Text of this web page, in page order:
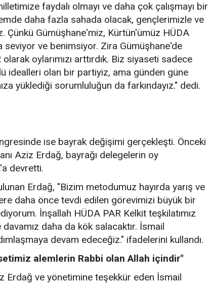
faydalı olmayı ve daha çok çalışmayı bir
daha fazla sahada olacak, gençlerimizle ve
Çünkü Gümüşhane'miz, Kürtün'ümüz HÜDA
seviyor ve benimsiyor. Zira Gümüşhane'de
oylarımızı arttırdık. Biz siyaseti sadece
idealleri olan bir partiyiz, ama günden güne
yüklediği sorumluluğun da farkındayız." dedi.
ise bayrak değişimi gerçekleşti. Önceki
Aziz Erdağ, bayrağı delegelerin oy
devretti.
Erdağ, "Bizim metodumuz hayırda yarış ve
daha önce tevdi edilen görevimizi büyük bir
İnşallah HÜDA PAR Kelkit teşkilatımız
daha da kök salacaktır. İsmail
devam edeceğiz." ifadelerini kullandı.
alemlerin Rabbi olan Allah içindir"
Erdağ ve yönetimine teşekkür eden İsmail